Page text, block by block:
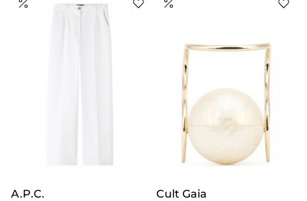
A.P.C. Cult Gaia